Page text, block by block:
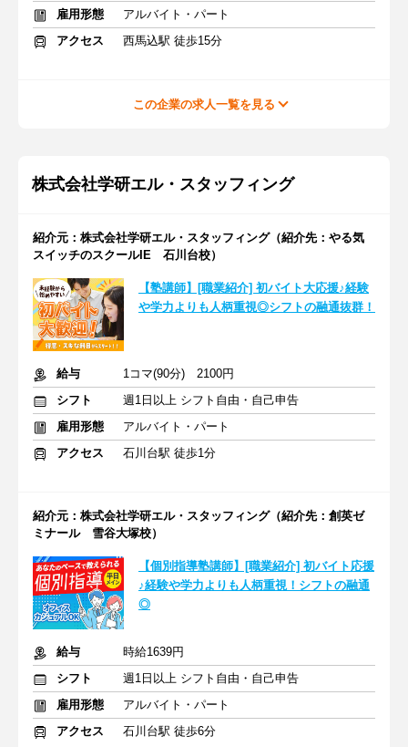
雇用形態
アルバイト・パート
アクセス
西馬込駅 徒歩15分
この企業の求人一覧を見る
株式会社学研エル・スタッフィング
紹介元：株式会社学研エル・スタッフィング（紹介先：やる気
スイッチのスクールIE 石川台校）
【塾講師】[職業紹介] 初バイト大応援♪経験
や学力よりも人柄重視◎シフトの融通抜群！
給与
1コマ(90分) 2100円
シフト
週1日以上 シフト自由・自己申告
雇用形態
アルバイト・パート
アクセス
石川台駅 徒歩1分
紹介元：株式会社学研エル・スタッフィング（紹介先：創英ゼ
ミナール 雪谷大塚校）
【個別指導塾講師】[職業紹介] 初バイト応援
♪経験や学力よりも人柄重視！シフトの融通
◎
給与
時給1639円
シフト
週1日以上 シフト自由・自己申告
雇用形態
アルバイト・パート
アクセス
石川台駅 徒歩6分